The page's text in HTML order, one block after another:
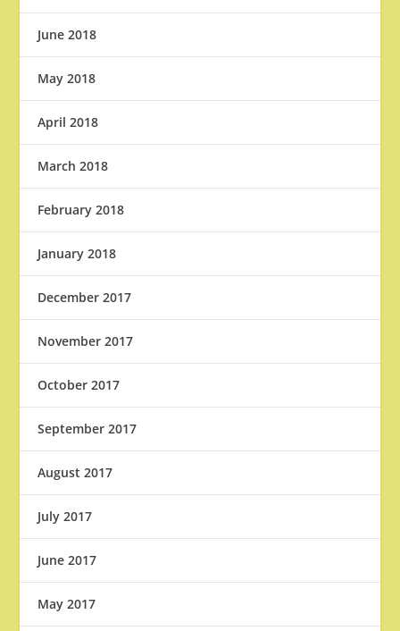
June 2018
May 2018
April 2018
March 2018
February 2018
January 2018
December 2017
November 2017
October 2017
September 2017
August 2017
July 2017
June 2017
May 2017